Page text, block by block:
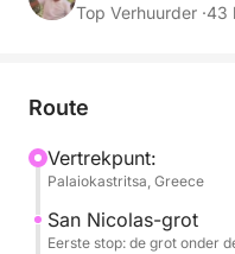
afgelegen baaien en
biedt de perfecte
werkelijk memorabele
iconische plekken
Top Verhuurder ·43
Route
Vertrekpunt:
Palaiokastritsa, Greece
San Nicolas-grot
Eerste stop: de grot onder